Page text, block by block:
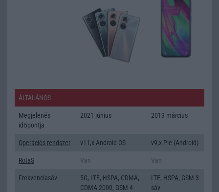
ÁLTALÁNOS
Megjelenés
időpontja
2021 június 2019 március
Operációs rendszer v11,x Android OS v9,x Pie (Android)
RotaS Van Van
Frekvenciasáv
5G, LTE, HSPA, CDMA,
CDMA 2000, GSM 4
LTE, HSPA, GSM 3
sáv